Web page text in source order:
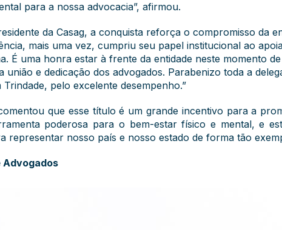
para a nossa advocacia”, afirmou.
da Casag, a conquista reforça o compromisso da
mais uma vez, cumpriu seu papel institucional ao
É uma honra estar à frente da entidade neste momento
união e dedicação dos advogados. Parabenizo toda a
pelo excelente desempenho.”
que esse título é um grande incentivo para a
poderosa para o bem-estar físico e mental, e
representar nosso país e nosso estado de forma tão
Advogados